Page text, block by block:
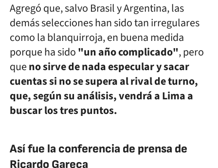
Agregó que, salvo Brasil y Argentina, las
demás selecciones han sido tan irregulares
como la blanquirroja, en buena medida
porque ha sido"un año complicado", pero
queno sirve de nada especular y sacar
cuentas si no se supera al rival de turno,
que, según su análisis, vendrá a Lima a
buscar los tres puntos.
Así fue la conferencia de prensa de
Ricardo Gareca